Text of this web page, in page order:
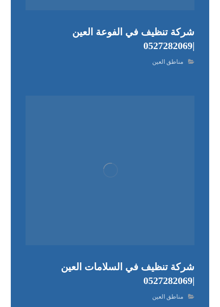
شركة تنظيف في الفوعة العين
|0527282069
مناطق العين
شركة تنظيف في السلامات العين
|0527282069
مناطق العين